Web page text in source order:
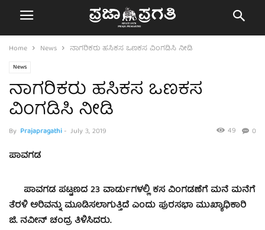
Home News ನಾಗರಿಕರು ಹಸಿಕಸ ಒಣಕಸ ವಿಂಗಡಿಸಿ ನೀಡಿ
News
ನಾಗರಿಕರು ಹಸಿಕಸ ಒಣಕಸ
ವಿಂಗಡಿಸಿ ನೀಡಿ
By Prajapragathi- July 3, 2019 0
49
ಪಾವಗಡ
ಪಾವಗಡ ಪಟ್ಟಣದ 23 ವಾರ್ಡುಗಳಲ್ಲಿ ಕಸ ವಿಂಗಡಣೆಗೆ ಮನೆ ಮನೆಗೆ
ತೆರಳಿ ಅರಿವನ್ನು ಮೂಡಿಸಲಾಗುತ್ತಿದೆ ಎಂದು ಪುರಸಭಾ ಮುಖ್ಯಾಧಿಕಾರಿ
ಜಿ. ನವೀನ್ ಚಂದ್ರ ತಿಳಿಸಿದರು.